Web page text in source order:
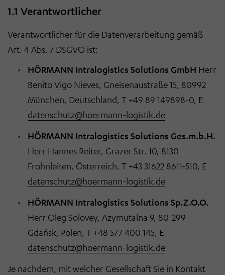
1.1 Verantwortlicher
Verantwortlicher für die Datenverarbeitung gemäß
Art. 4 Abs. 7 DSGVO ist:
HÖRMANN Intralogistics Solutions GmbH Herr
Benito Vigo Nieves, Gneisenaustraße 15, 80992
München, Deutschland, T +49 89 149898-0, E
datenschutz@hoermann-logistik.de
HÖRMANN Intralogistics Solutions Ges.m.b.H.
Herr Hannes Reiter, Grazer Str. 10, 8130
Frohnleiten, Österreich, T +43 31622 8611-510, E
datenschutz@hoermann-logistik.de
HÖRMANN Intralogistics Solutions Sp.Z.O.O.
Herr Oleg Solovey, Azymutalna 9, 80-299
Gdańsk, Polen, T +48 577 400 145, E
datenschutz@hoermann-logistik.de
Je nachdem, mit welcher Gesellschaft Sie in Kontakt